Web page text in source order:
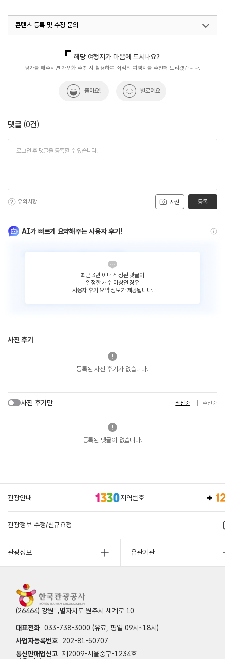
콘텐츠 등록 및 수정 문의
해당 여행지가 마음에 드시나요?
평가를 해주시면 개인화 추천 시 활용하여 최적의 여행지를 추천해 드리겠습니다.
좋아요! 별로예요
댓글 (0건)
사진
유의사항 등록
AI가 빠르게 요약해주는 사용자 후기!
최근 3년 이내 작성된 댓글이
일정한 개수 이상인 경우
사용자 후기 요약 정보가 제공됩니다.
사진 후기
등록된 사진 후기가 없습니다.
사진 후기만 최신순 추천순
등록된 댓글이 없습니다.
관광안내 지역번호
관광정보 수정/신규요청
관광정보 유관기관
(26464) 강원특별자치도 원주시 세계로 10
대표전화 033-738-3000 (유료, 평일 09시~18시)
사업자등록번호
202-81-50707
통신판매업신고 제2009-서울중구-1234호